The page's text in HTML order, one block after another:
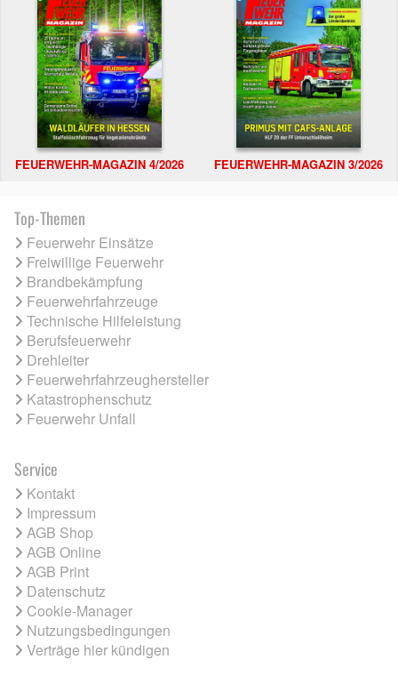
FEUERWEHR-MAGAZIN 4/2026 FEUERWEHR-MAGAZIN 3/2026
Top-Themen
Feuerwehr Einsätze
Freiwillige Feuerwehr
Brandbekämpfung
Feuerwehrfahrzeuge
Technische Hilfeleistung
Berufsfeuerwehr
Drehleiter
Feuerwehrfahrzeughersteller
Katastrophenschutz
Feuerwehr Unfall
Service
Kontakt
Impressum
AGB Shop
AGB Online
AGB Print
Datenschutz
Cookie-Manager
Nutzungsbedingungen
Verträge hier kündigen